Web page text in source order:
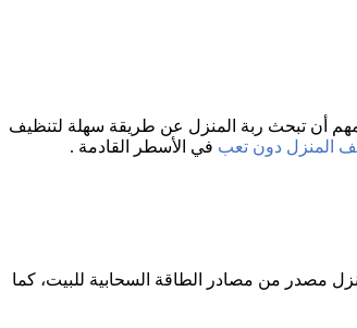
أن تبحث ربة المنزل عن طريقة سهلة لتنظيف
المنزل دون تعب في الأسطر القادمة .
مصدر من مصادر الطاقة السحابية للبيت، كما